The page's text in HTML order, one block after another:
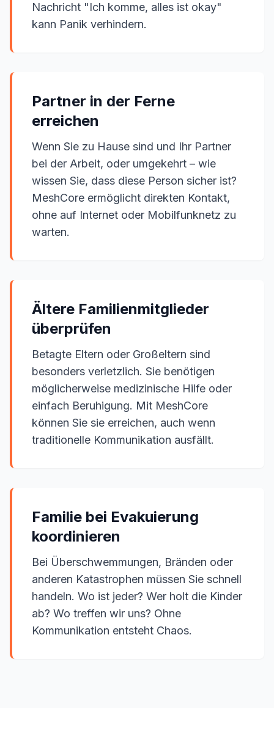
Nachricht "Ich komme, alles ist okay"
kann Panik verhindern.
Partner in der Ferne
erreichen
Wenn Sie zu Hause sind und Ihr Partner
bei der Arbeit, oder umgekehrt – wie
wissen Sie, dass diese Person sicher ist?
MeshCore ermöglicht direkten Kontakt,
ohne auf Internet oder Mobilfunknetz zu
warten.
Ältere Familienmitglieder
überprüfen
Betagte Eltern oder Großeltern sind
besonders verletzlich. Sie benötigen
möglicherweise medizinische Hilfe oder
einfach Beruhigung. Mit MeshCore
können Sie sie erreichen, auch wenn
traditionelle Kommunikation ausfällt.
Familie bei Evakuierung
koordinieren
Bei Überschwemmungen, Bränden oder
anderen Katastrophen müssen Sie schnell
handeln. Wo ist jeder? Wer holt die Kinder
ab? Wo treffen wir uns? Ohne
Kommunikation entsteht Chaos.